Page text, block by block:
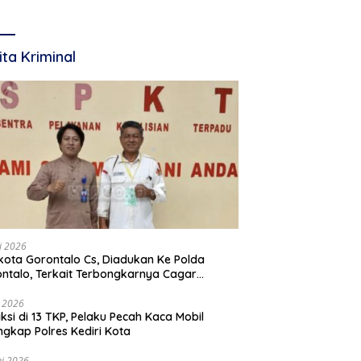
Kriminal
2026
Cs, Diadukan Ke Polda
Terkait Terbongkarnya Cagar
2026
di 13 TKP, Pelaku Pecah Kaca Mobil
Polres Kediri Kota